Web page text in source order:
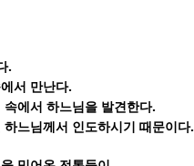
.
서 만난다.
에서 하느님을 발견한다.
느님께서 인도하시기 때문이다.